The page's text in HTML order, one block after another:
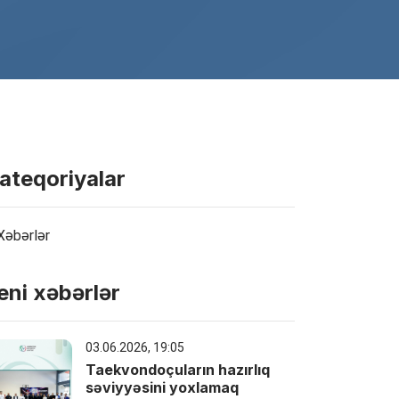
xəbərlər
03.06.2026, 19:05
Taekvondoçuların hazırlıq
səviyyəsini yoxlamaq